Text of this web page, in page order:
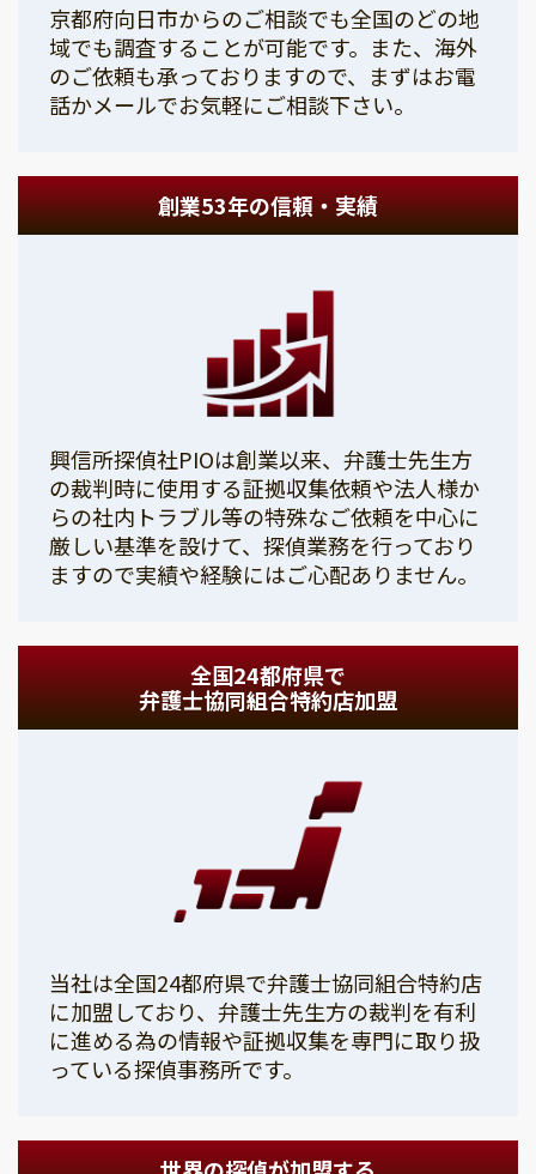
京都府向日市からのご相談でも全国のどの地
域でも調査することが可能です。また、海外
のご依頼も承っておりますので、まずはお電
話かメールでお気軽にご相談下さい。
創業53年の信頼・実績
興信所探偵社PIOは創業以来、弁護士先生方
の裁判時に使用する証拠収集依頼や法人様か
らの社内トラブル等の特殊なご依頼を中心に
厳しい基準を設けて、探偵業務を行っており
ますので実績や経験にはご心配ありません。
全国24都府県で
弁護士協同組合特約店加盟
当社は全国24都府県で弁護士協同組合特約店
に加盟しており、弁護士先生方の裁判を有利
に進める為の情報や証拠収集を専門に取り扱
っている探偵事務所です。